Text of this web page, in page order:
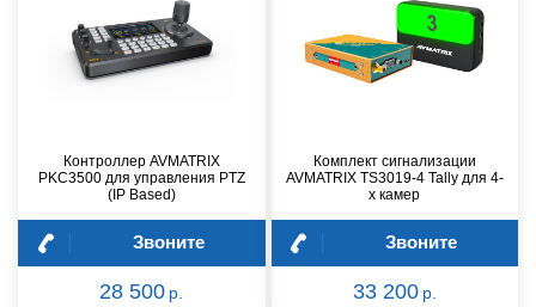
Контроллер AVMATRIX
PKC3500 для управления PTZ
(IP Based)
Звоните
28 500 р.
Комплект сигнализации
AVMATRIX TS3019-4 Tally для 4-
х камер
Звоните
33 200 р.